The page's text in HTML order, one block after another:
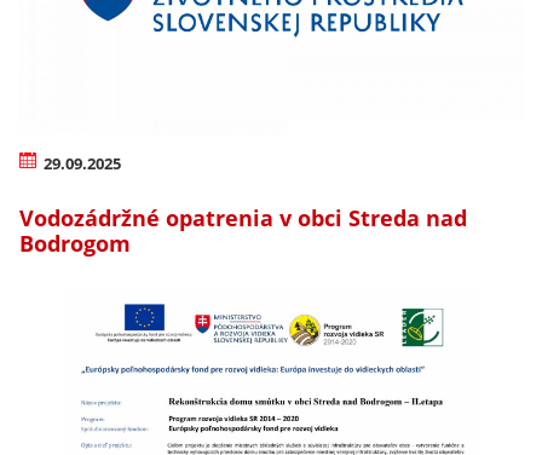
29.09.2025
Vodozádržné opatrenia v obci Streda nad
Bodrogom